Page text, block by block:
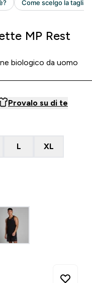
MP Rest
biologico da uomo
Provalo su di te
L XL